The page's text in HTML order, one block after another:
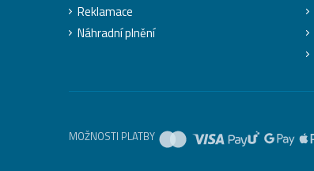
Reklamace
Náhradní plnění
MOŽNOSTI PLATBY